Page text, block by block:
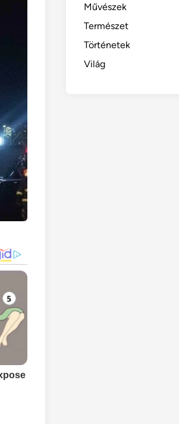
Művészek
Természet
Történetek
Világ